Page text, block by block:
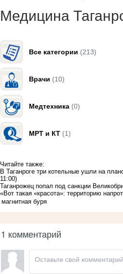
Медицина
Все категории (213)
Врачи (10)
Медтехника (0)
МРТ и КТ (1)
Читайте также:
В Таганроге три котельные ушли на
11:00)
Таганрожец попал под санкции
«Вот такая «красота»: территорию
магнитная буря
1 комментарий